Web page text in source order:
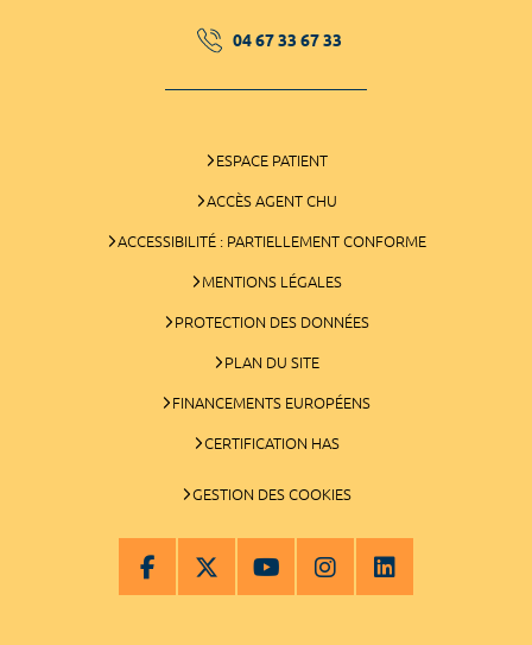
04 67 33 67 33
ESPACE PATIENT
ACCÈS AGENT CHU
ACCESSIBILITÉ : PARTIELLEMENT CONFORME
MENTIONS LÉGALES
PROTECTION DES DONNÉES
PLAN DU SITE
FINANCEMENTS EUROPÉENS
CERTIFICATION HAS
GESTION DES COOKIES